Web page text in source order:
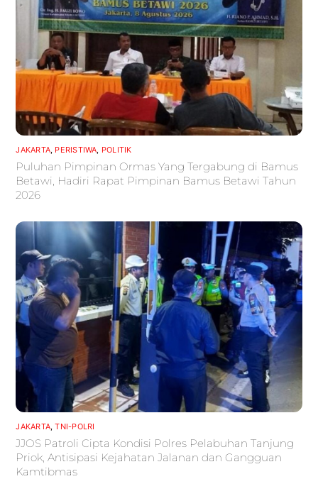
JAKARTA, PERISTIWA POLITIK
Puluhan Pimpinan Ormas Yang Tergabung di Bamus
Betawi, Hadiri Rapat Pimpinan Bamus Betawi Tahun
2026
JAKARTA,TNI-POLRI
JJOS Patroli Cipta Kondisi Polres Pelabuhan Tanjung
Priok, Antisipasi Kejahatan Jalanan dan Gangguan
Kamtibmas